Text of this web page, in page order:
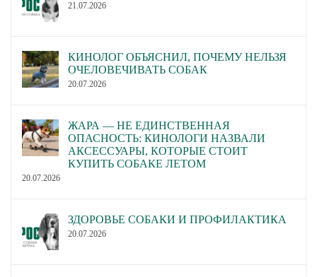
21.07.2026
КИНОЛОГ ОБЪЯСНИЛ, ПОЧЕМУ НЕЛЬЗЯ
ОЧЕЛОВЕЧИВАТЬ СОБАК
20.07.2026
ЖАРА — НЕ ЕДИНСТВЕННАЯ
ОПАСНОСТЬ: КИНОЛОГИ НАЗВАЛИ
АКСЕССУАРЫ, КОТОРЫЕ СТОИТ
КУПИТЬ СОБАКЕ ЛЕТОМ
20.07.2026
ЗДОРОВЬЕ СОБАКИ И ПРОФИЛАКТИКА
20.07.2026